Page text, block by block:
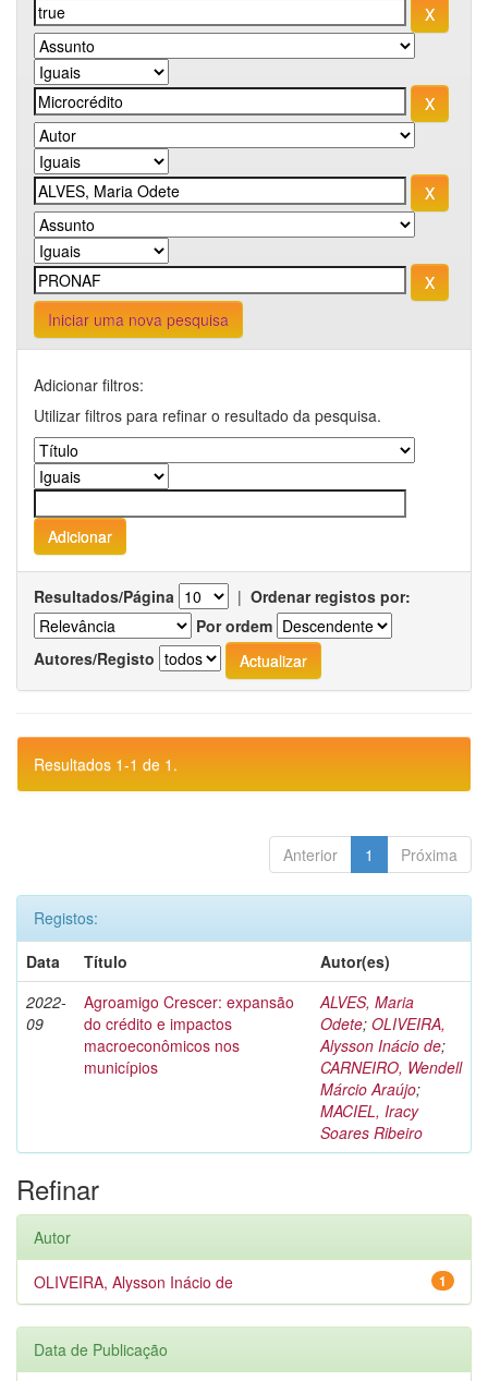
Iniciar uma nova pesquisa
Adicionar filtros:
Utilizar filtros para refinar o resultado da pesquisa.
Resultados/Página | Ordenar registos por:
Por ordem
Autores/Registo
Resultados 1-1 de 1.
Anterior 1 Próxima
Registos:
Data
Título
Autor(es)
2022-
09
Agroamigo Crescer: expansão
do crédito e impactos
macroeconômicos nos
municípios
ALVES, Maria
Odete; OLIVEIRA,
Alysson Inácio de;
CARNEIRO, Wendell
Márcio Araújo;
MACIEL, Iracy
Soares Ribeiro
Refinar
Autor
1
OLIVEIRA, Alysson Inácio de
Data de Publicação